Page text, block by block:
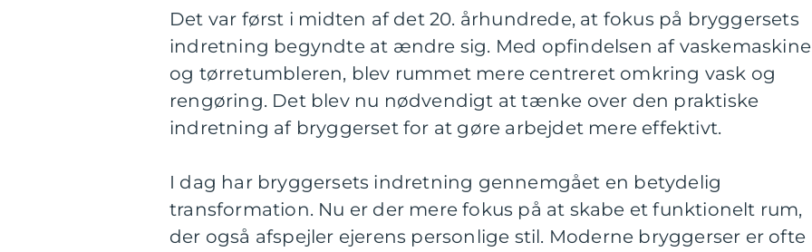
Det var først i midten af det 20. århundrede, at fokus på bryggersets
indretning begyndte at ændre sig. Med opfindelsen af
og tørretumbleren, blev rummet mere centreret omkring vask og
rengøring. Det blev nu nødvendigt at tænke over den praktiske
indretning af bryggerset for at gøre arbejdet mere effektivt.
I dag har bryggersets indretning gennemgået en betydelig
transformation. Nu er der mere fokus på at skabe et funktionelt rum,
der også afspejler ejerens personlige stil. Moderne bryggerser er ofte